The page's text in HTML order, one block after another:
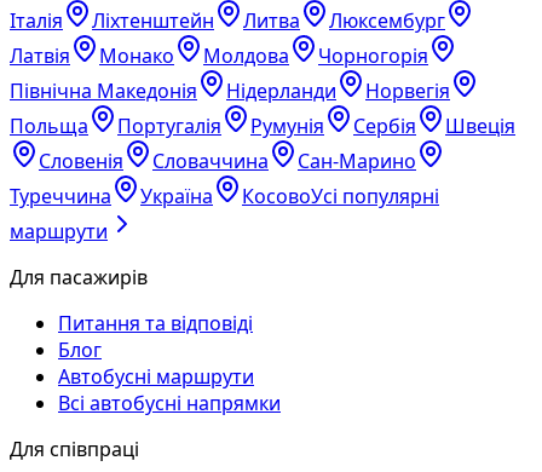
Італія
Ліхтенштейн Литва
Люксембург
Латвія
Монако Молдова
Чорногорія
Північна Македонія
Нідерланди
Норвегія
Польща
Португалія Румунія Сербія
Швеція
Словенія
Словаччина
Сан-Марино
Туреччина
Україна КосовоУсі популярні
маршрути
Для пасажирів
Питання та відповіді
Блог
Автобусні маршрути
Всі автобусні напрямки
Для співпраці